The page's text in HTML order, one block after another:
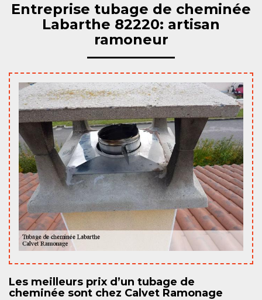
Entreprise tubage de cheminée
Labarthe 82220: artisan
ramoneur
Les meilleurs prix d’un tubage de
cheminée sont chez Calvet Ramonage